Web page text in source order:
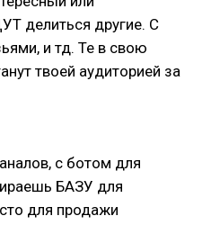
делиться другие. С
и тд. Те в свою
твоей аудиторией за
с ботом для
БАЗУ для
для продажи